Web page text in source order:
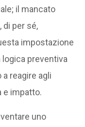
il mancato
di per sé,
impostazione
preventiva
reagire agli
e impatto.
uno